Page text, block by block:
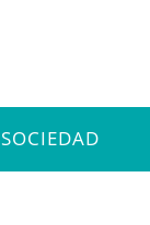
SOCIEDAD